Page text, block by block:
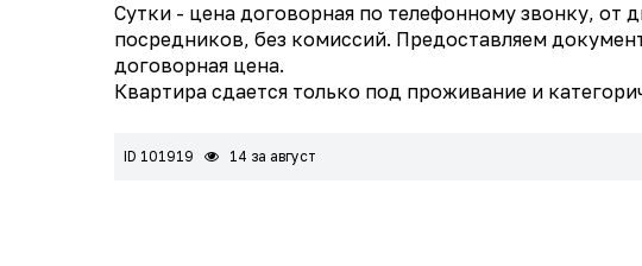
Сутки - цена договорная по телефонному звонку, от
посредников, без комиссий. Предоставляем
договорная цена.
Квартира сдается только под проживание и
ID 101919 14 за август